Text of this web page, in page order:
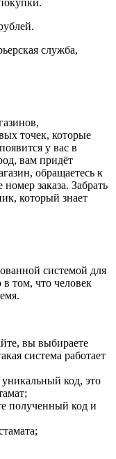
служба,
точек, которые
у вас в
вам придёт
обращаетесь к
заказа. Забрать
который знает
системой для
в том, что человек
вы выбираете
система работает
код, это
полученный код и